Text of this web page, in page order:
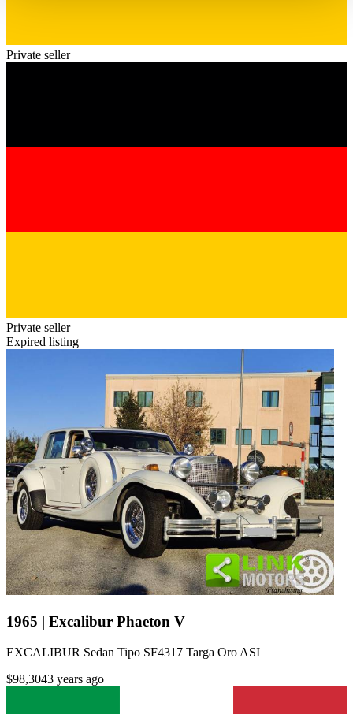
Private seller
Private seller
Expired listing
1965 | Excalibur Phaeton V
EXCALIBUR Sedan Tipo SF4317 Targa Oro ASI
$98,3043 years ago